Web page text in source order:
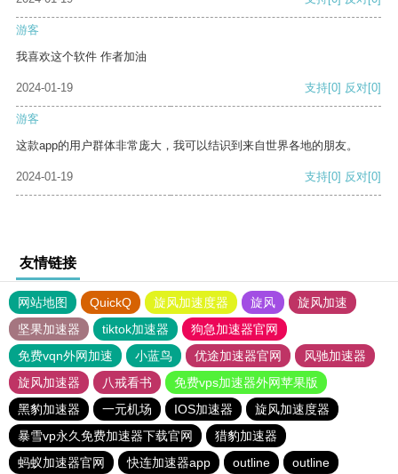
游客
我喜欢这个软件 作者加油
2024-01-19 支持[0] 反对[0]
游客
这款app的用户群体非常庞大，我可以结识到来自世界各地的朋友。
2024-01-19 支持[0] 反对[0]
友情链接
网站地图 QuickQ 旋风加速度器 旋风
旋风加速
坚果加速器
tiktok加速器
狗急加速器官网
免费vqn外网加速
小蓝鸟 优途加速器官网
风驰加速器
旋风加速器
八戒看书
免费vps加速器外网苹果版
黑豹加速器
一元机场 IOS加速器
旋风加速度器
暴雪vp永久免费加速器下载官网
猎豹加速器
蚂蚁加速器官网
快连加速器app outline
outline